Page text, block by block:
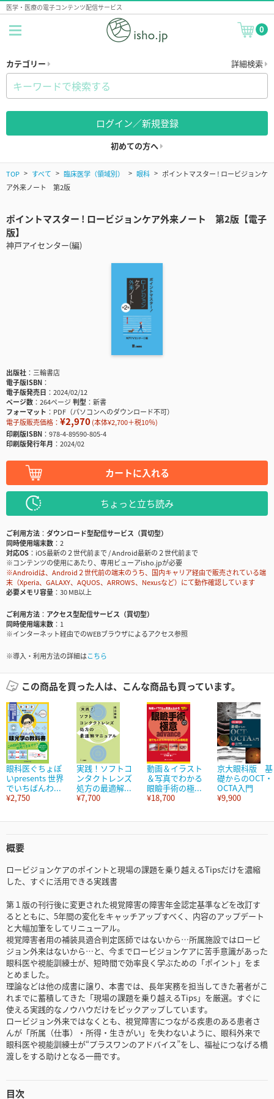
医学・医療の電子コンテンツ配信サービス
0
カテゴリー 詳細検索
ログイン／新規登録
初めての方へ
TOP すべて 臨床医学（領域別） 眼科
ポイントマスター ! ロービジョンケ
ア外来ノート 第2版
ポイントマスター ! ロービジョンケア外来ノート 第2版【電子
版】
神戸アイセンター(編)
出版社
三輪書店
電子版ISBN
電子版発売日
2024/02/12
ページ数
264ページ判型
新書
フォーマット
PDF（パソコンへのダウンロード不可）
電子版販売価格： ¥2,970(本体¥2,700＋税10％)
印刷版ISBN
978-4-89590-805-4
印刷版発行年月
2024/02
カートに入れる
ちょっと立ち読み
ご利用方法
ダウンロード型配信サービス（買切型）
同時使用端末数
2
対応OS
iOS最新の２世代前まで / Android最新の２世代前まで
※コンテンツの使用にあたり、専用ビューアisho.jpが必要
※Androidは、Android２世代前の端末のうち、国内キャリア経由で販売されている端
末（Xperia、GALAXY、AQUOS、ARROWS、Nexusなど）にて動作確認しています
必要メモリ容量
30 MB以上
ご利用方法
アクセス型配信サービス（買切型）
同時使用端末数
1
※インターネット経由でのWEBブラウザによるアクセス参照
※導入・利用方法の詳細はこちら
この商品を買った人は、こんな商品も買っています。
眼科医ぐちょぽ
いpresents 世界
でいちばんわ...
¥2,750
実践！ソフトコ
ンタクトレンズ
処方の最適解...
¥7,700
動画＆イラスト
＆写真でわかる
眼瞼手術の極...
¥18,700
京大眼科版 基
礎からのOCT・
OCTA入門
¥9,900
概要
ロービジョンケアのポイントと現場の課題を乗り越えるTipsだけを濃縮
した、すぐに活用できる実践書
第１版の刊行後に変更された視覚障害の障害年金認定基準などを改訂す
るとともに、5年間の変化をキャッチアップすべく、内容のアップデート
と大幅加筆をしてリニューアル。
視覚障害者用の補装具適合判定医師ではないから…所属施設ではロービ
ジョン外来はないから…と、今までロービジョンケアに苦手意識があった
眼科医や視能訓練士が、短時間で効率良く学ぶための「ポイント」をま
とめました。
理論などは他の成書に譲り、本書では、長年実務を担当してきた著者がこ
れまでに蓄積してきた「現場の課題を乗り越えるTips」を厳選。すぐに
使える実践的なノウハウだけをピックアップしています。
ロービジョン外来ではなくとも、視覚障害につながる疾患のある患者さ
んが「所属（仕事）・所得・生きがい」を失わないように、眼科外来で
眼科医や視能訓練士が“プラスワンのアドバイス”をし、福祉につなげる橋
渡しをする助けとなる一冊です。
目次